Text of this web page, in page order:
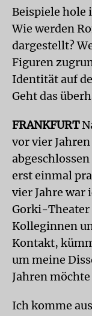
Beispiele hole
Wie werden
dargestellt?
Figuren
Identität auf
Geht das
FRANKFURT
vor vier
erst einmal
vier Jahre
Gorki-Theater
Kolleginnen
Kontakt,
um meine
Jahren
Ich komme